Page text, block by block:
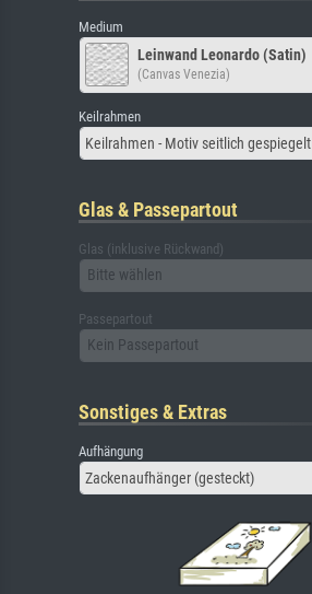
Medium
Leinwand Leonardo (Satin)
(Canvas Venezia)
Keilrahmen
Keilrahmen - Motiv seitlich gespiegelt
Glas & Passepartout
Glas (inklusive Rückwand)
Bitte wählen
Passepartout
Kein Passepartout
Sonstiges & Extras
Aufhängung
Zackenaufhänger (gesteckt)